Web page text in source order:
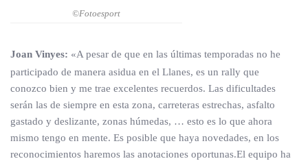
©Fotoesport
Joan Vinyes: «A pesar de que en las últimas temporadas no he
participado de manera asidua en el Llanes, es un rally que
conozco bien y me trae excelentes recuerdos. Las dificultades
serán las de siempre en esta zona, carreteras estrechas, asfalto
gastado y deslizante, zonas húmedas, … esto es lo que ahora
mismo tengo en mente. Es posible que haya novedades, en los
reconocimientos haremos las anotaciones oportunas.El equipo ha